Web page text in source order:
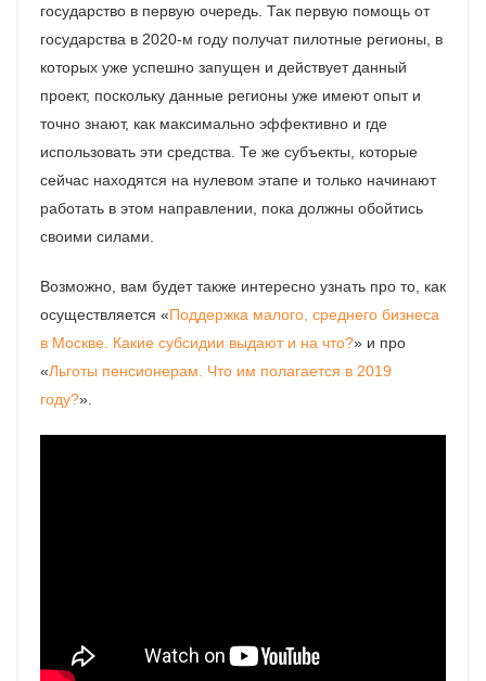
государство в первую очередь. Так первую помощь от
государства в 2020-м году получат пилотные регионы, в
которых уже успешно запущен и действует данный
проект, поскольку данные регионы уже имеют опыт и
точно знают, как максимально эффективно и где
использовать эти средства. Те же субъекты, которые
сейчас находятся на нулевом этапе и только начинают
работать в этом направлении, пока должны обойтись
своими силами.
Возможно, вам будет также интересно узнать про то, как
осуществляется «Поддержка малого, среднего бизнеса
в Москве. Какие субсидии выдают и на что?» и про
«Льготы пенсионерам. Что им полагается в 2019
году?».